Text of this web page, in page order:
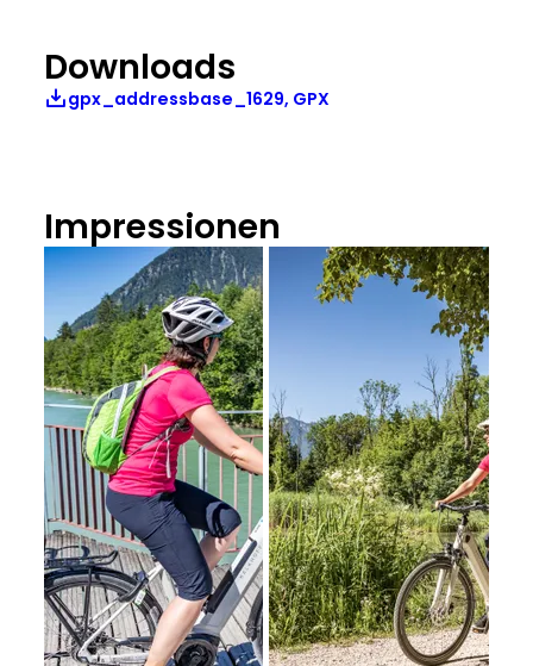
Downloads
gpx_addressbase_1629, GPX
Impressionen